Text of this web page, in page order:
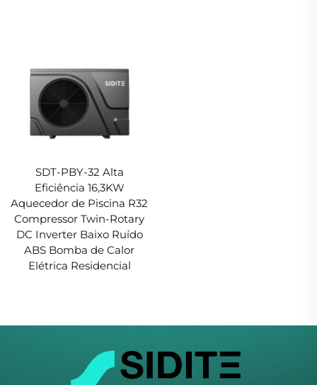
SDT-PBY-32 Alta
Eficiência 16,3KW
Aquecedor de Piscina R32
Compressor Twin-Rotary
DC Inverter Baixo Ruído
ABS Bomba de Calor
Elétrica Residencial